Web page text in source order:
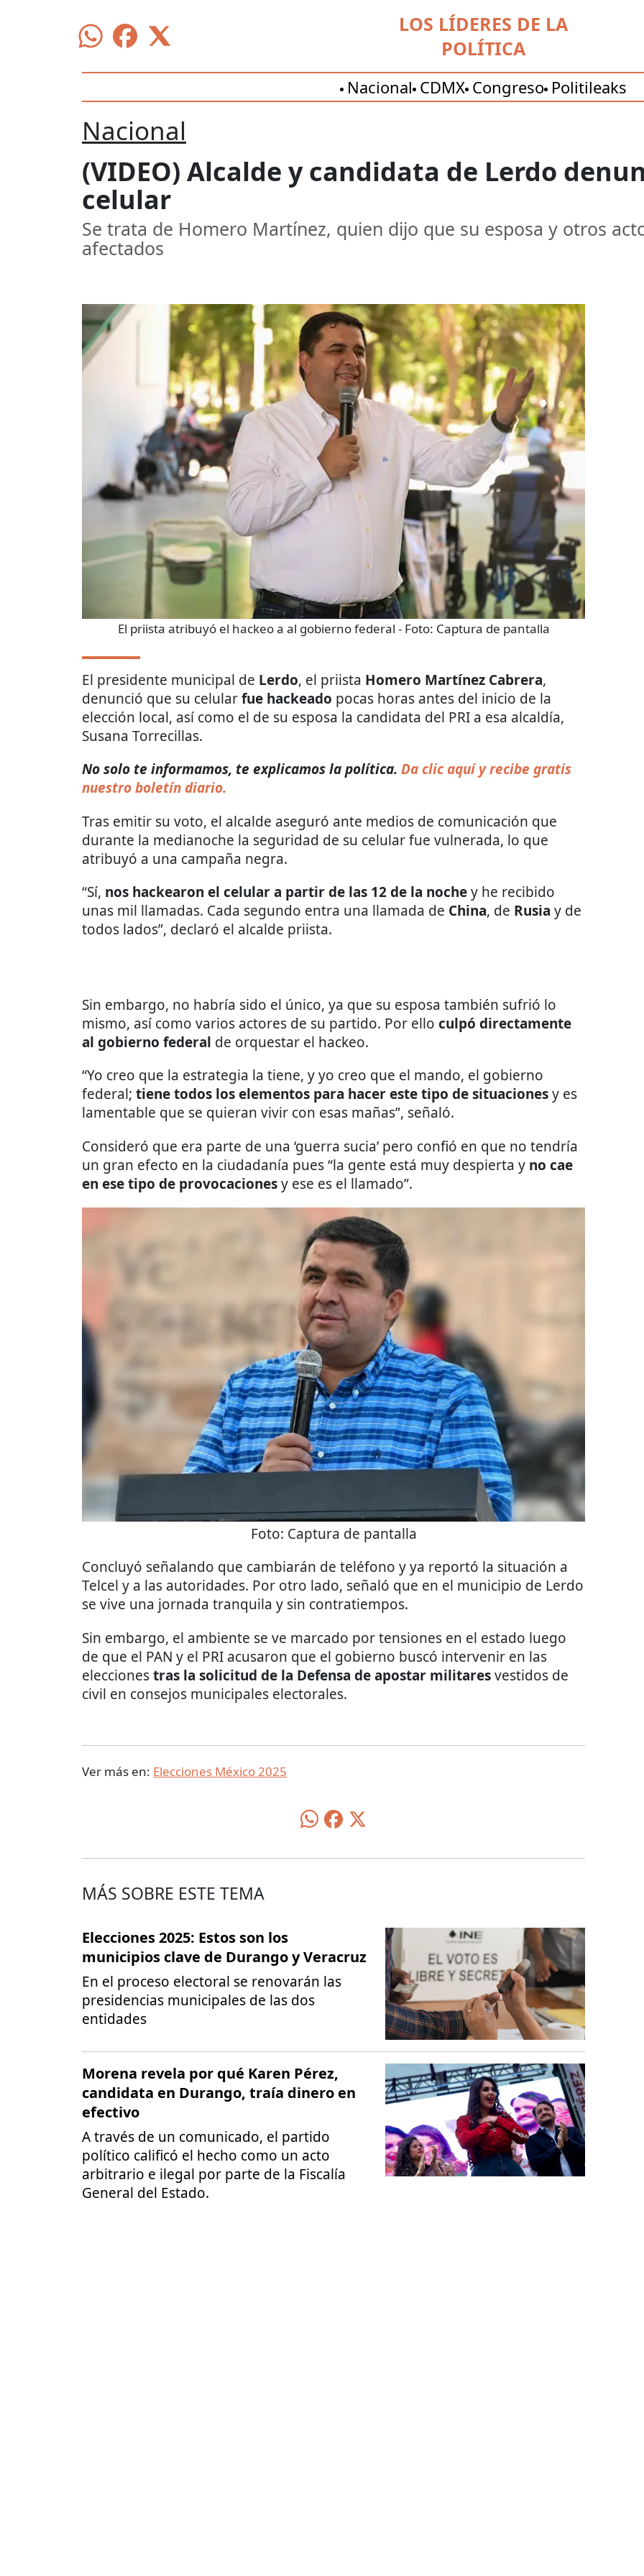
LOS LÍDERES DE LA
POLÍTICA
Nacional CDMX Congreso Politileaks
Nacional
(VIDEO) Alcalde y candidata de Lerdo
celular
Se trata de Homero Martínez, quien dijo que su esposa y otros
afectados
El priista atribuyó el hackeo a al gobierno federal - Foto: Captura de pantalla
El presidente municipal de Lerdo, el priista Homero Martínez Cabrera,
denunció que su celularfue hackeado pocas horas antes del inicio de la
elección local, así como el de su esposa la candidata del PRI a esa alcaldía,
Susana Torrecillas.
No solo te informamos, te explicamos la política. Da clic aquí y recibe gratis
nuestro boletín diario.
Tras emitir su voto, el alcalde aseguró ante medios de comunicación que
durante la medianoche la seguridad de su celular fue vulnerada, lo que
atribuyó a una campaña negra.
“Sí, nos hackearon el celular a partir de las 12 de la nochey he recibido
unas mil llamadas. Cada segundo entra una llamada de China, de Rusia y de
todos lados”, declaró el alcalde priista.
Sin embargo, no habría sido el único, ya que su esposa también sufrió lo
mismo, así como varios actores de su partido. Por ello culpó directamente
al gobierno federal de orquestar el hackeo.
“Yo creo que la estrategia la tiene, y yo creo que el mando, el gobierno
federal; tiene todos los elementos para hacer este tipo de situacionesy es
lamentable que se quieran vivir con esas mañas”, señaló.
Consideró que era parte de una ‘guerra sucia’ pero confió en que no tendría
un gran efecto en la ciudadanía pues “la gente está muy despierta y no cae
en ese tipo de provocacionesy ese es el llamado”.
Foto: Captura de pantalla
Concluyó señalando que cambiarán de teléfono y ya reportó la situación a
Telcel y a las autoridades. Por otro lado, señaló que en el municipio de Lerdo
se vive una jornada tranquila y sin contratiempos.
Sin embargo, el ambiente se ve marcado por tensiones en el estado luego
de que el PAN y el PRI acusaron que el gobierno buscó intervenir en las
eleccionestras la solicitud de la Defensa de apostar militaresvestidos de
civil en consejos municipales electorales.
Ver más en: Elecciones México 2025
MÁS SOBRE ESTE TEMA
Elecciones 2025: Estos son los
municipios clave de Durango y Veracruz
En el proceso electoral se renovarán las
presidencias municipales de las dos
entidades
Morena revela por qué Karen Pérez,
candidata en Durango, traía dinero en
efectivo
A través de un comunicado, el partido
político calificó el hecho como un acto
arbitrario e ilegal por parte de la Fiscalía
General del Estado.